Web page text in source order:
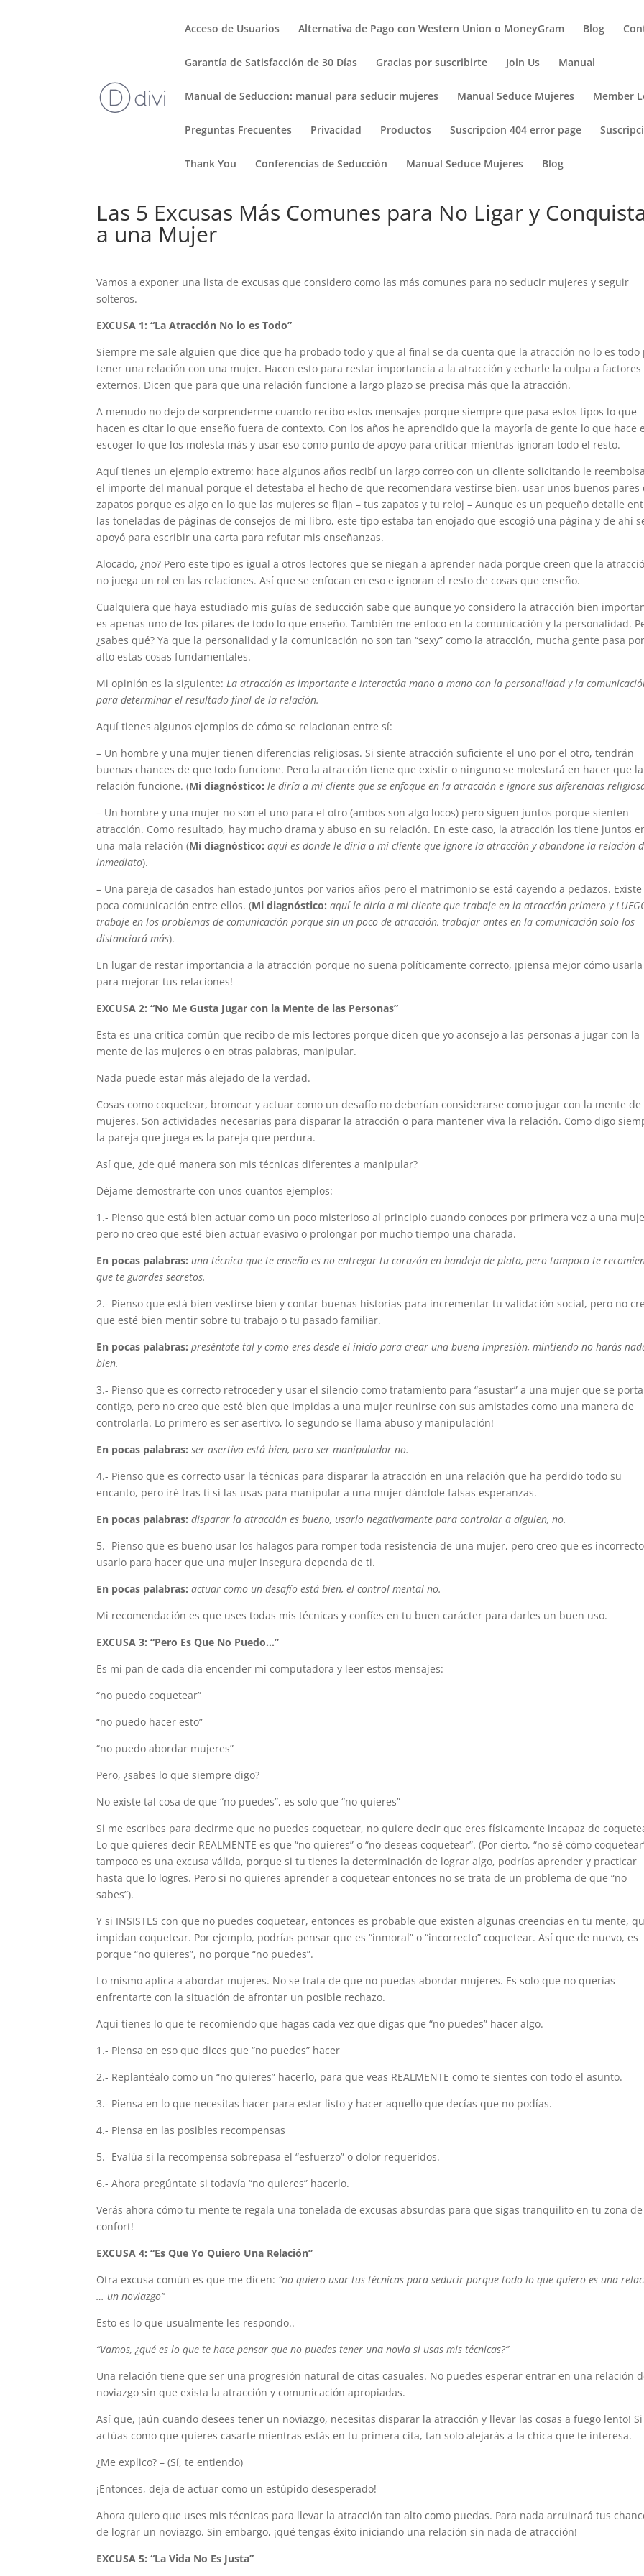
Acceso de Usuarios Alternativa de Pago con Western Union o MoneyGram Blog
Garantía de Satisfacción de 30 Días Gracias por suscribirte Join Us Manual
Manual de Seduccion: manual para seducir mujeres Manual Seduce Mujeres Member
Preguntas Frecuentes Privacidad Productos Suscripcion 404 error page
Thank You Conferencias de Seducción Manual Seduce Mujeres Blog
Las 5 Excusas Más Comunes para No Ligar y
a una Mujer
Vamos a exponer una lista de excusas que considero como las más comunes para no seducir mujeres y seguir
solteros.
EXCUSA 1: “La Atracción No lo es Todo”
Siempre me sale alguien que dice que ha probado todo y que al final se da cuenta que la atracción no lo es todo
tener una relación con una mujer. Hacen esto para restar importancia a la atracción y echarle la culpa a factores
externos. Dicen que para que una relación funcione a largo plazo se precisa más que la atracción.
A menudo no dejo de sorprenderme cuando recibo estos mensajes porque siempre que pasa estos tipos lo que
hacen es citar lo que enseño fuera de contexto. Con los años he aprendido que la mayoría de gente lo que hace
escoger lo que los molesta más y usar eso como punto de apoyo para criticar mientras ignoran todo el resto.
Aquí tienes un ejemplo extremo: hace algunos años recibí un largo correo con un cliente solicitando le
el importe del manual porque el detestaba el hecho de que recomendara vestirse bien, usar unos buenos pares
zapatos porque es algo en lo que las mujeres se fijan – tus zapatos y tu reloj – Aunque es un pequeño detalle
las toneladas de páginas de consejos de mi libro, este tipo estaba tan enojado que escogió una página y de ahí
apoyó para escribir una carta para refutar mis enseñanzas.
Alocado, ¿no? Pero este tipo es igual a otros lectores que se niegan a aprender nada porque creen que la
no juega un rol en las relaciones. Así que se enfocan en eso e ignoran el resto de cosas que enseño.
Cualquiera que haya estudiado mis guías de seducción sabe que aunque yo considero la atracción bien
es apenas uno de los pilares de todo lo que enseño. También me enfoco en la comunicación y la personalidad.
¿sabes qué? Ya que la personalidad y la comunicación no son tan “sexy” como la atracción, mucha gente pasa por
alto estas cosas fundamentales.
Mi opinión es la siguiente:La atracción es importante e interactúa mano a mano con la personalidad y la
para determinar el resultado final de la relación.
Aquí tienes algunos ejemplos de cómo se relacionan entre sí:
– Un hombre y una mujer tienen diferencias religiosas. Si siente atracción suficiente el uno por el otro, tendrán
buenas chances de que todo funcione. Pero la atracción tiene que existir o ninguno se molestará en hacer que la
relación funcione. (Mi diagnóstico: le diría a mi cliente que se enfoque en la atracción e ignore sus diferencias
– Un hombre y una mujer no son el uno para el otro (ambos son algo locos) pero siguen juntos porque sienten
atracción. Como resultado, hay mucho drama y abuso en su relación. En este caso, la atracción los tiene juntos
una mala relación (Mi diagnóstico: aquí es donde le diría a mi cliente que ignore la atracción y abandone la relación
inmediato).
– Una pareja de casados han estado juntos por varios años pero el matrimonio se está cayendo a pedazos. Existe
poca comunicación entre ellos. (Mi diagnóstico: aquí le diría a mi cliente que trabaje en la atracción primero y
trabaje en los problemas de comunicación porque sin un poco de atracción, trabajar antes en la comunicación solo los
distanciará más).
En lugar de restar importancia a la atracción porque no suena políticamente correcto, ¡piensa mejor cómo usarla
para mejorar tus relaciones!
EXCUSA 2: “No Me Gusta Jugar con la Mente de las Personas”
Esta es una crítica común que recibo de mis lectores porque dicen que yo aconsejo a las personas a jugar con la
mente de las mujeres o en otras palabras, manipular.
Nada puede estar más alejado de la verdad.
Cosas como coquetear, bromear y actuar como un desafío no deberían considerarse como jugar con la mente de
mujeres. Son actividades necesarias para disparar la atracción o para mantener viva la relación. Como digo
la pareja que juega es la pareja que perdura.
Así que, ¿de qué manera son mis técnicas diferentes a manipular?
Déjame demostrarte con unos cuantos ejemplos:
1.- Pienso que está bien actuar como un poco misterioso al principio cuando conoces por primera vez a una
pero no creo que esté bien actuar evasivo o prolongar por mucho tiempo una charada.
En pocas palabras: una técnica que te enseño es no entregar tu corazón en bandeja de plata, pero tampoco te
que te guardes secretos.
2.- Pienso que está bien vestirse bien y contar buenas historias para incrementar tu validación social, pero no
que esté bien mentir sobre tu trabajo o tu pasado familiar.
En pocas palabras: preséntate tal y como eres desde el inicio para crear una buena impresión, mintiendo no harás
bien.
3.- Pienso que es correcto retroceder y usar el silencio como tratamiento para “asustar” a una mujer que se
contigo, pero no creo que esté bien que impidas a una mujer reunirse con sus amistades como una manera de
controlarla. Lo primero es ser asertivo, lo segundo se llama abuso y manipulación!
En pocas palabras: ser asertivo está bien, pero ser manipulador no.
4.- Pienso que es correcto usar la técnicas para disparar la atracción en una relación que ha perdido todo su
encanto, pero iré tras ti si las usas para manipular a una mujer dándole falsas esperanzas.
En pocas palabras: disparar la atracción es bueno, usarlo negativamente para controlar a alguien, no.
5.- Pienso que es bueno usar los halagos para romper toda resistencia de una mujer, pero creo que es incorrecto
usarlo para hacer que una mujer insegura dependa de ti.
En pocas palabras: actuar como un desafío está bien, el control mental no.
Mi recomendación es que uses todas mis técnicas y confíes en tu buen carácter para darles un buen uso.
EXCUSA 3: “Pero Es Que No Puedo…”
Es mi pan de cada día encender mi computadora y leer estos mensajes:
“no puedo coquetear”
“no puedo hacer esto”
“no puedo abordar mujeres”
Pero, ¿sabes lo que siempre digo?
No existe tal cosa de que “no puedes”, es solo que “no quieres”
Si me escribes para decirme que no puedes coquetear, no quiere decir que eres físicamente incapaz de
Lo que quieres decir REALMENTE es que “no quieres” o “no deseas coquetear”. (Por cierto, “no sé cómo
tampoco es una excusa válida, porque si tu tienes la determinación de lograr algo, podrías aprender y practicar
hasta que lo logres. Pero si no quieres aprender a coquetear entonces no se trata de un problema de que “no
sabes”).
Y si INSISTES con que no puedes coquetear, entonces es probable que existen algunas creencias en tu mente,
impidan coquetear. Por ejemplo, podrías pensar que es “inmoral” o “incorrecto” coquetear. Así que de nuevo, es
porque “no quieres”, no porque “no puedes”.
Lo mismo aplica a abordar mujeres. No se trata de que no puedas abordar mujeres. Es solo que no querías
enfrentarte con la situación de afrontar un posible rechazo.
Aquí tienes lo que te recomiendo que hagas cada vez que digas que “no puedes” hacer algo.
1.- Piensa en eso que dices que “no puedes” hacer
2.- Replantéalo como un “no quieres” hacerlo, para que veas REALMENTE como te sientes con todo el asunto.
3.- Piensa en lo que necesitas hacer para estar listo y hacer aquello que decías que no podías.
4.- Piensa en las posibles recompensas
5.- Evalúa si la recompensa sobrepasa el “esfuerzo” o dolor requeridos.
6.- Ahora pregúntate si todavía “no quieres” hacerlo.
Verás ahora cómo tu mente te regala una tonelada de excusas absurdas para que sigas tranquilito en tu zona de
confort!
EXCUSA 4: “Es Que Yo Quiero Una Relación”
Otra excusa común es que me dicen: “no quiero usar tus técnicas para seducir porque todo lo que quiero es una
… un noviazgo”
Esto es lo que usualmente les respondo..
“Vamos, ¿qué es lo que te hace pensar que no puedes tener una novia si usas mis técnicas?”
Una relación tiene que ser una progresión natural de citas casuales. No puedes esperar entrar en una relación
noviazgo sin que exista la atracción y comunicación apropiadas.
Así que, ¡aún cuando desees tener un noviazgo, necesitas disparar la atracción y llevar las cosas a fuego lento! Si
actúas como que quieres casarte mientras estás en tu primera cita, tan solo alejarás a la chica que te interesa.
¿Me explico? – (Sí, te entiendo)
¡Entonces, deja de actuar como un estúpido desesperado!
Ahora quiero que uses mis técnicas para llevar la atracción tan alto como puedas. Para nada arruinará tus
de lograr un noviazgo. Sin embargo, ¡qué tengas éxito iniciando una relación sin nada de atracción!
EXCUSA 5: “La Vida No Es Justa”